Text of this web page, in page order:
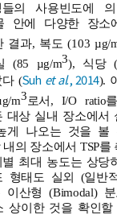
의 사용빈도에
안에 다양한 장소
결과, 복도 (103 µg/
(85 µg/m3), 식당
다 (Suh et al., 2014).
m3로서, I/O ratio
대상 실내 장소에서
게 나오는 것을 볼
의 장소에서 TSP를
최대 농도는 상당
형태도 실외 (일반
이산형 (Bimodal)
상이한 것을 확인할